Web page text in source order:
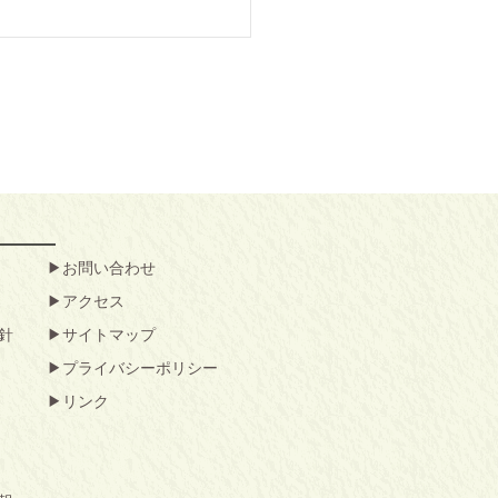
お問い合わせ
アクセス
サイトマップ
プライバシーポリシー
リンク